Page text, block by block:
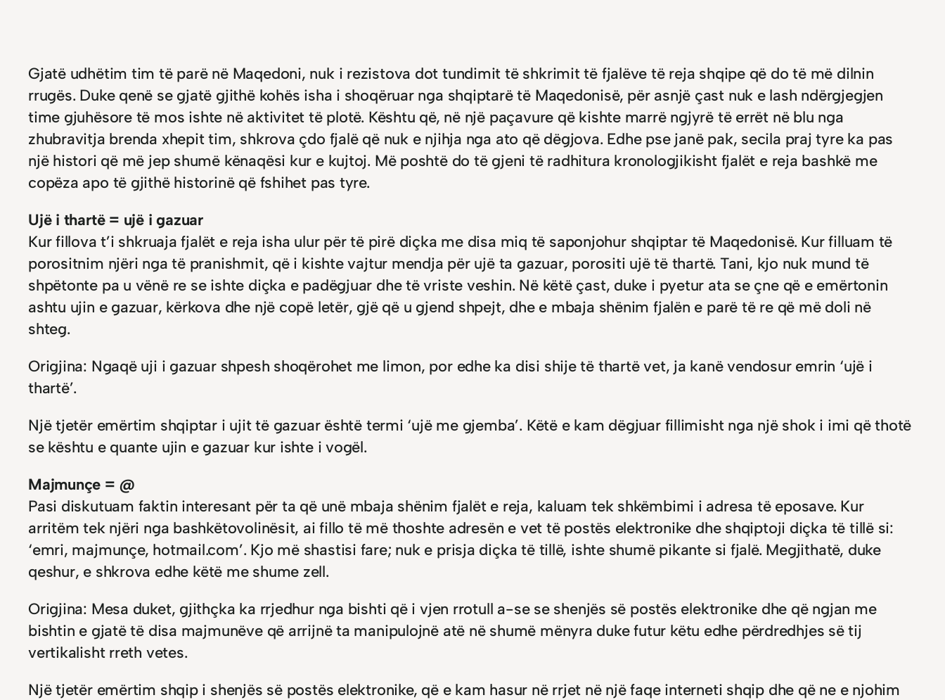
Gjatë udhëtim tim të parë në Maqedoni, nuk i rezistova dot tundimit të shkrimit të fjalëve të reja shqipe që do të më dilnin
rrugës. Duke qenë se gjatë gjithë kohës isha i shoqëruar nga shqiptarë të Maqedonisë, për asnjë çast nuk e lash ndërgjegjen
time gjuhësore të mos ishte në aktivitet të plotë. Kështu që, në një paçavure që kishte marrë ngjyrë të errët në blu nga
zhubravitja brenda xhepit tim, shkrova çdo fjalë që nuk e njihja nga ato që dëgjova. Edhe pse janë pak, secila praj tyre ka pas
një histori që më jep shumë kënaqësi kur e kujtoj. Më poshtë do të gjeni të radhitura kronologjikisht fjalët e reja bashkë me
copëza apo të gjithë historinë që fshihet pas tyre.
Ujë i thartë = ujë i gazuar
Kur fillova t’i shkruaja fjalët e reja isha ulur për të pirë diçka me disa miq të saponjohur shqiptar të Maqedonisë. Kur filluam të
porositnim njëri nga të pranishmit, që i kishte vajtur mendja për ujë ta gazuar, porositi ujë të thartë. Tani, kjo nuk mund të
shpëtonte pa u vënë re se ishte diçka e padëgjuar dhe të vriste veshin. Në këtë çast, duke i pyetur ata se çne që e emërtonin
ashtu ujin e gazuar, kërkova dhe një copë letër, gjë që u gjend shpejt, dhe e mbaja shënim fjalën e parë të re që më doli në
shteg.
Origjina: Ngaqë uji i gazuar shpesh shoqërohet me limon, por edhe ka disi shije të thartë vet, ja kanë vendosur emrin ‘ujë i
thartë’.
Një tjetër emërtim shqiptar i ujit të gazuar është termi ‘ujë me gjemba’. Këtë e kam dëgjuar fillimisht nga një shok i imi që thotë
se kështu e quante ujin e gazuar kur ishte i vogël.
Majmunçe = @
Pasi diskutuam faktin interesant për ta që unë mbaja shënim fjalët e reja, kaluam tek shkëmbimi i adresa të eposave. Kur
arritëm tek njëri nga bashkëtovolinësit, ai fillo të më thoshte adresën e vet të postës elektronike dhe shqiptoji diçka të tillë si:
‘emri, majmunçe, hotmail.com’. Kjo më shastisi fare; nuk e prisja diçka të tillë, ishte shumë pikante si fjalë. Megjithatë, duke
qeshur, e shkrova edhe këtë me shume zell.
Origjina: Mesa duket, gjithçka ka rrjedhur nga bishti që i vjen rrotull a-se se shenjës së postës elektronike dhe që ngjan me
bishtin e gjatë të disa majmunëve që arrijnë ta manipulojnë atë në shumë mënyra duke futur këtu edhe përdredhjes së tij
vertikalisht rreth vetes.
Një tjetër emërtim shqip i shenjës së postës elektronike, që e kam hasur në rrjet në një faqe interneti shqip dhe që ne e njohim